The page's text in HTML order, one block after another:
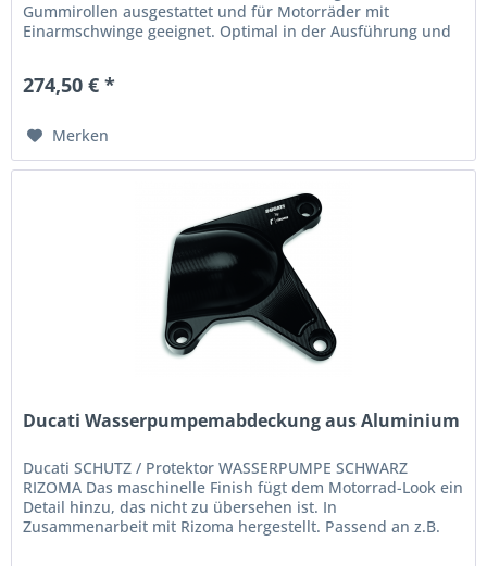
Gummirollen ausgestattet und für Motorräder mit
Einarmschwinge geeignet. Optimal in der Ausführung und
274,50 € *
Merken
Ducati Wasserpumpemabdeckung aus Aluminium
Ducati SCHUTZ / Protektor WASSERPUMPE SCHWARZ
RIZOMA Das maschinelle Finish fügt dem Motorrad-Look ein
Detail hinzu, das nicht zu übersehen ist. In
Zusammenarbeit mit Rizoma hergestellt. Passend an z.B.